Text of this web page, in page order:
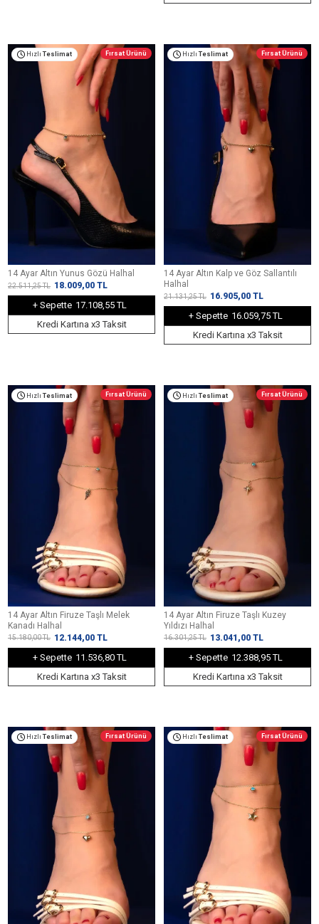
Hızlı Teslimat Fırsat Ürünü
14 Ayar Altın Yunus Gözü Halhal
22.511,25TL 18.009,00 TL
+ Sepette 17.108,55 TL
Kredi Kartına x3 Taksit
Hızlı Teslimat Fırsat Ürünü
14 Ayar Altın Kalp ve Göz Sallantılı
Halhal
21.131,25TL 16.905,00 TL
+ Sepette 16.059,75 TL
Kredi Kartına x3 Taksit
Hızlı Teslimat Fırsat Ürünü
14 Ayar Altın Firuze Taşlı Melek
Kanadı Halhal
15.180,00TL 12.144,00 TL
+ Sepette 11.536,80 TL
Kredi Kartına x3 Taksit
Hızlı Teslimat Fırsat Ürünü
14 Ayar Altın Firuze Taşlı Kuzey
Yıldızı Halhal
16.301,25TL 13.041,00 TL
+ Sepette 12.388,95 TL
Kredi Kartına x3 Taksit
Hızlı Teslimat Fırsat Ürünü Hızlı Teslimat Fırsat Ürünü